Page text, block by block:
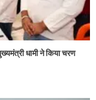
धामी ने किया चरण